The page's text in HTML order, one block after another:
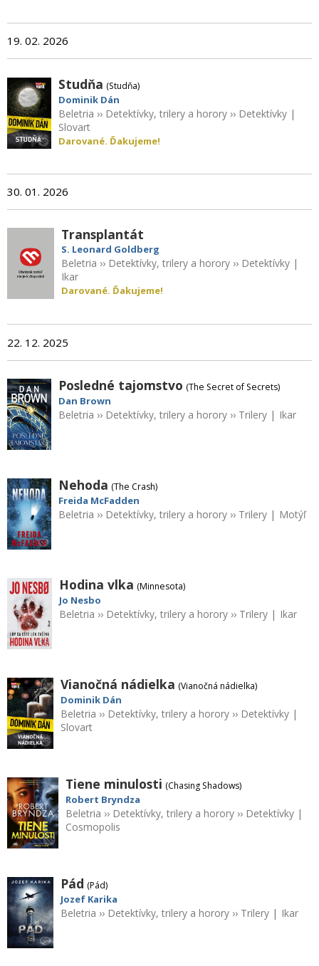
19. 02. 2026
Studňa (Studňa)
Dominik Dán
Beletria ›› Detektívky, trilery a horory›› Detektívky|
Slovart
Darované. Ďakujeme!
30. 01. 2026
Transplantát
S. Leonard Goldberg
Beletria ›› Detektívky, trilery a horory ›› Detektívky |
Ikar
Darované. Ďakujeme!
22. 12. 2025
Posledné tajomstvo (The Secret of Secrets)
Dan Brown
Beletria ›› Detektívky, trilery a horory ›› Trilery | Ikar
Nehoda (The Crash)
Freida McFadden
Beletria ›› Detektívky, trilery a horory ›› Trilery | Motýľ
Hodina vlka (Minnesota)
Jo Nesbo
Beletria ›› Detektívky, trilery a horory›› Trilery| Ikar
Vianočná nádielka (Vianočná nádielka)
Dominik Dán
Beletria ›› Detektívky, trilery a horory›› Detektívky|
Slovart
Tiene minulosti (Chasing Shadows)
Robert Bryndza
Beletria ›› Detektívky, trilery a horory›› Detektívky|
Cosmopolis
Pád (Pád)
Jozef Karika
Beletria ›› Detektívky, trilery a horory›› Trilery| Ikar